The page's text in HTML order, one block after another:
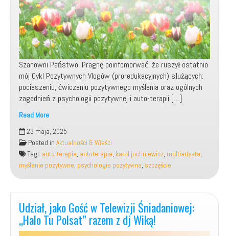
Szanowni Państwo. Pragnę poinfomorwać, że ruszył ostatnio
mój Cykl Pozytywnych Vlogów (pro-edukacyjnych) służących:
pocieszeniu, ćwiczeniu pozytywnego myślenia oraz ogólnych
zagadnień z psychologii pozytywnej i auto-terapii […]
Read More
Rusza
mój
Cykl
Pozytywnych
Vlogów
|
Auto-
Terapia
MyśleniePozytywne
23 maja, 2025
Posted in Aktualności & Wieści
Tagi: auto-terapia, autoterapia, karol juchniewicz, multiartysta,
myślenie pozytywne, psychologia pozytywna, szczęście
Udział, jako Gość w Telewizji Śniadaniowej:
„Halo Tu Polsat” razem z dj Wiką!